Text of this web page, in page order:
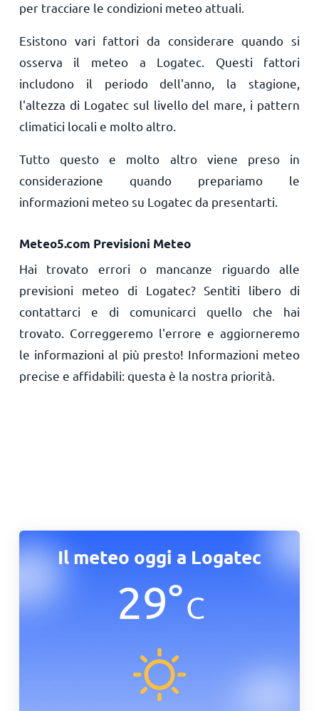
per tracciare le condizioni meteo attuali.
Esistono vari fattori da considerare quando si
osserva il meteo a Logatec. Questi fattori
includono il periodo dell'anno, la stagione,
l'altezza di Logatec sul livello del mare, i pattern
climatici locali e molto altro.
Tutto questo e molto altro viene preso in
considerazione quando prepariamo le
informazioni meteo su Logatec da presentarti.
Meteo5.com Previsioni Meteo
Hai trovato errori o mancanze riguardo alle
previsioni meteo di Logatec? Sentiti libero di
contattarci e di comunicarci quello che hai
trovato. Correggeremo l'errore e aggiorneremo
le informazioni al più presto! Informazioni meteo
precise e affidabili: questa è la nostra priorità.
Il meteo oggi a Logatec
29°C